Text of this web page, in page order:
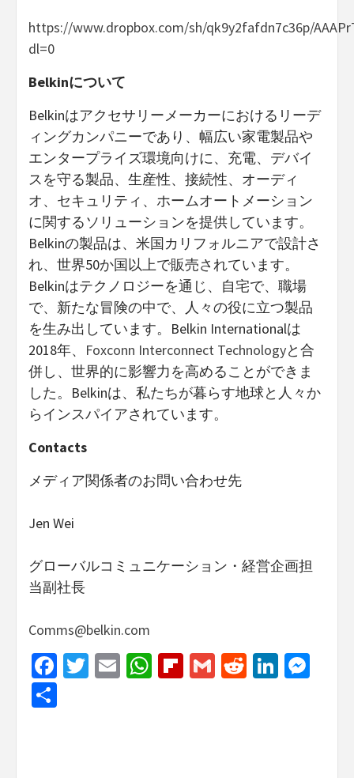
https://www.dropbox.com/sh/qk9y2fafdn7c36p/
dl=0
Belkinについて
Belkinはアクセサリーメーカーにおけるリーデ
ィングカンパニーであり、幅広い家電製品や
エンタープライズ環境向けに、充電、デバイ
スを守る製品、生産性、接続性、オーディ
オ、セキュリティ、ホームオートメーション
に関するソリューションを提供しています。
Belkinの製品は、米国カリフォルニアで設計さ
れ、世界50か国以上で販売されています。
Belkinはテクノロジーを通じ、自宅で、職場
で、新たな冒険の中で、人々の役に立つ製品
を生み出しています。Belkin Internationalは
2018年、 Foxconn Interconnect Technologyと合
併し、世界的に影響力を高めることができま
した。Belkinは、私たちが暮らす地球と人々か
らインスパイアされています。
Contacts
メディア関係者のお問い合わせ先
Jen Wei
グローバルコミュニケーション・経営企画担
当副社長
Comms@belkin.com
Facebook
Twitter
EmailWhatsApp
Flipboard
GmailReddit